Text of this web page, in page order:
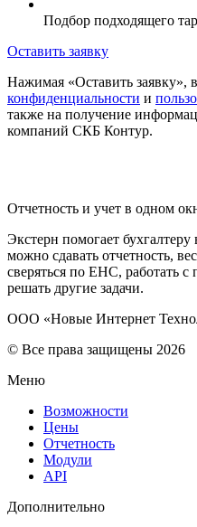
Подбор подходящего
Оставить заявку
Нажимая «Оставить заявку»,
конфиденциальности и
также на получение
компаний СКБ Контур.
Отчетность и учет в одном
Экстерн помогает
можно сдавать отчетность,
сверяться по ЕНС, работать
решать другие задачи.
ООО «Новые Интернет
© Все права защищены 2026
Меню
Возможности
Цены
Отчетность
Модули
API
Дополнительно